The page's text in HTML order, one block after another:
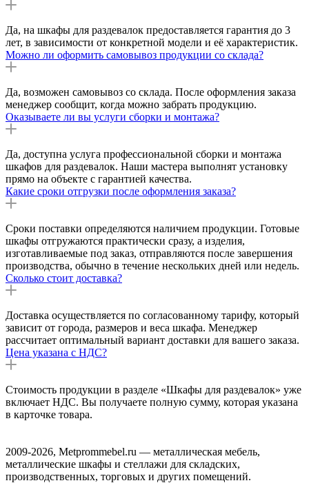
Да, на шкафы для раздевалок предоставляется гарантия до 3
лет, в зависимости от конкретной модели и её характеристик.
Можно ли оформить самовывоз продукции со склада?
Да, возможен самовывоз со склада. После оформления заказа
менеджер сообщит, когда можно забрать продукцию.
Оказываете ли вы услуги сборки и монтажа?
Да, доступна услуга профессиональной сборки и монтажа
шкафов для раздевалок. Наши мастера выполнят установку
прямо на объекте с гарантией качества.
Какие сроки отгрузки после оформления заказа?
Сроки поставки определяются наличием продукции. Готовые
шкафы отгружаются практически сразу, а изделия,
изготавливаемые под заказ, отправляются после завершения
производства, обычно в течение нескольких дней или недель.
Сколько стоит доставка?
Доставка осуществляется по согласованному тарифу, который
зависит от города, размеров и веса шкафа. Менеджер
рассчитает оптимальный вариант доставки для вашего заказа.
Цена указана с НДС?
Стоимость продукции в разделе «Шкафы для раздевалок» уже
включает НДС. Вы получаете полную сумму, которая указана
в карточке товара.
2009-2026, Metprommebel.ru — металлическая мебель,
металлические шкафы и стеллажи для складских,
производственных, торговых и других помещений.